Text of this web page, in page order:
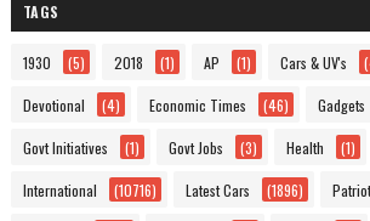
TAGS
1930 (5) 2018 (1) AP (1) Cars & UV's
Devotional (4) Economic Times (46) Gadgets
Govt Initiatives (1) Govt Jobs (3) Health (1)
International (10716) Latest Cars (1896)